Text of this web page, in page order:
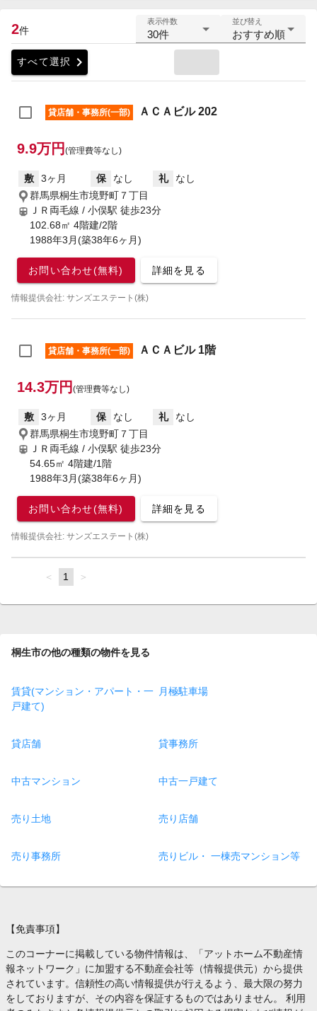
2件
表示件数
30件
並び替え
おすすめ順
すべて選択 chevron_right
貸店舗・事務所(一部) ＡＣＡビル 202
9.9万円 (管理費等なし)
敷 3ヶ月 保 なし 礼
なし
群馬県桐生市境野町７丁目
ＪＲ両毛線 / 小俣駅 徒歩23分
102.68㎡ 4階建/2階
1988年3月(築38年6ヶ月)
お問い合わせ(無料) 詳細を見る
情報提供会社: サンズエステート(株)
貸店舗・事務所(一部) ＡＣＡビル 1階
14.3万円 (管理費等なし)
敷 3ヶ月 保 なし 礼
なし
群馬県桐生市境野町７丁目
ＪＲ両毛線 / 小俣駅 徒歩23分
54.65㎡ 4階建/1階
1988年3月(築38年6ヶ月)
お問い合わせ(無料) 詳細を見る
情報提供会社: サンズエステート(株)
page
You're
page
1 page
桐生市の他の種類の物件を見る
賃貸(マンション・アパート・一
戸建て)
月極駐車場
貸店舗 貸事務所
中古マンション 中古一戸建て
売り土地 売り店舗
売り事務所 売りビル・ 一棟売マンション等
【免責事項】
このコーナーに掲載している物件情報は、「アットホーム不動産情
報ネットワーク」に加盟する不動産会社等（情報提供元）から提供
されています。信頼性の高い情報提供が行えるよう、最大限の努力
をしておりますが、その内容を保証するものではありません。 利用